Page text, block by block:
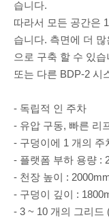
습니다.
따라서 모든 공간은
습니다. 측면에 더
으로 구축 할 수 있습
또는 다른 BDP-2 시
- 독립적 인 주차
- 유압 구동, 빠른 리
- 구덩이에 1 개의 주
- 플랫폼 부하 용량 :
- 천장 높이 :
- 구덩이 깊이 :
- 3 ~ 10 개의 그리드